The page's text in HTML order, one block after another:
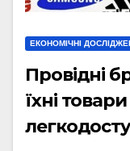
ЕКОНОМІЧНІ
Провідні
їхні